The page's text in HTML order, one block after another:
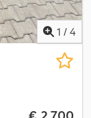
1 / 4